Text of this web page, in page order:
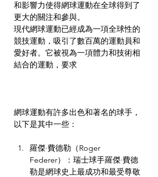
和影響力使得網球運動在全球得到了
更大的關注和參與。
現代網球運動已經成為一項全球性的
競技運動，吸引了數百萬的運動員和
愛好者。它被視為一項體力和技術相
結合的運動，要求
網球運動有許多出色和著名的球手，
以下是其中一些：
羅傑·費德勒（Roger
Federer）：瑞士球手羅傑·費德
勒是網球史上最成功和最受尊敬